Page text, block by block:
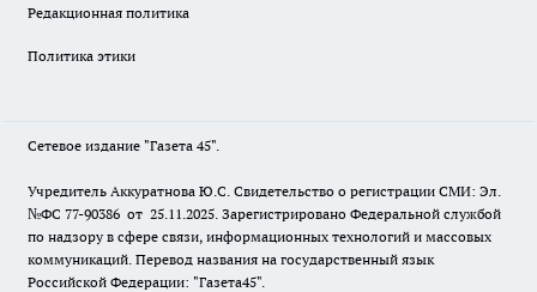
Редакционная политика
Политика этики
Сетевое издание "Газета 45".
Учредитель Аккуратнова Ю.С. Свидетельство о регистрации СМИ: Эл.
№ФС 77-90386 от 25.11.2025. Зарегистрировано Федеральной службой
по надзору в сфере связи, информационных технологий и массовых
коммуникаций. Перевод названия на государственный язык
Российской Федерации: "Газета45".